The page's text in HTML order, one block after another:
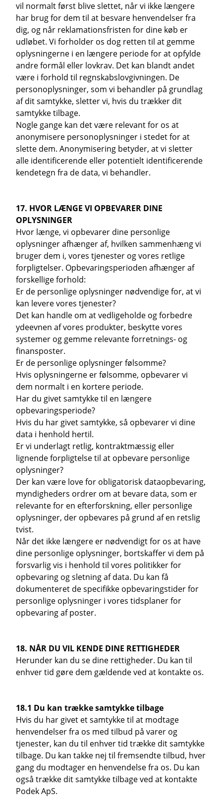
vil normalt først blive slettet, når vi ikke længere
har brug for dem til at besvare henvendelser fra
dig, og når reklamationsfristen for dine køb er
udløbet. Vi forholder os dog retten til at gemme
oplysningerne i en længere periode for at opfylde
andre formål eller lovkrav. Det kan blandt andet
være i forhold til regnskabslovgivningen. De
personoplysninger, som vi behandler på grundlag
af dit samtykke, sletter vi, hvis du trækker dit
samtykke tilbage.
Nogle gange kan det være relevant for os at
anonymisere personoplysninger i stedet for at
slette dem. Anonymisering betyder, at vi sletter
alle identificerende eller potentielt identificerende
kendetegn fra de data, vi behandler.
17. HVOR LÆNGE VI OPBEVARER DINE
OPLYSNINGER
Hvor længe, vi opbevarer dine personlige
oplysninger afhænger af, hvilken sammenhæng vi
bruger dem i, vores tjenester og vores retlige
forpligtelser. Opbevaringsperioden afhænger af
forskellige forhold:
Er de personlige oplysninger nødvendige for, at vi
kan levere vores tjenester?
Det kan handle om at vedligeholde og forbedre
ydeevnen af vores produkter, beskytte vores
systemer og gemme relevante forretnings- og
finansposter.
Er de personlige oplysninger følsomme?
Hvis oplysningerne er følsomme, opbevarer vi
dem normalt i en kortere periode.
Har du givet samtykke til en længere
opbevaringsperiode?
Hvis du har givet samtykke, så opbevarer vi dine
data i henhold hertil.
Er vi underlagt retlig, kontraktmæssig eller
lignende forpligtelse til at opbevare personlige
oplysninger?
Der kan være love for obligatorisk dataopbevaring,
myndigheders ordrer om at bevare data, som er
relevante for en efterforskning, eller personlige
oplysninger, der opbevares på grund af en retslig
tvist.
Når det ikke længere er nødvendigt for os at have
dine personlige oplysninger, bortskaffer vi dem på
forsvarlig vis i henhold til vores politikker for
opbevaring og sletning af data. Du kan få
dokumenteret de specifikke opbevaringstider for
personlige oplysninger i vores tidsplaner for
opbevaring af poster.
18. NÅR DU VIL KENDE DINE RETTIGHEDER
Herunder kan du se dine rettigheder. Du kan til
enhver tid gøre dem gældende ved at kontakte os.
18.1 Du kan trække samtykke tilbage
Hvis du har givet et samtykke til at modtage
henvendelser fra os med tilbud på varer og
tjenester, kan du til enhver tid trække dit samtykke
tilbage. Du kan takke nej til fremsendte tilbud, hver
gang du modtager en henvendelse fra os. Du kan
også trække dit samtykke tilbage ved at kontakte
Podek ApS.